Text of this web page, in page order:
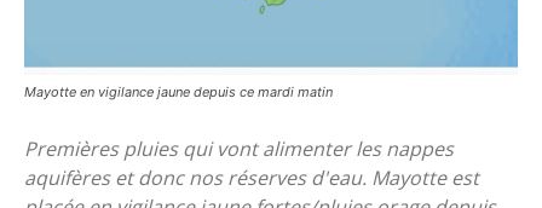
Mayotte en vigilance jaune depuis ce mardi matin
Premières pluies qui vont alimenter les nappes
aquifères et donc nos réserves d'eau. Mayotte est